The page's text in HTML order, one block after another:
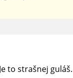
Je to strašnej guláš.